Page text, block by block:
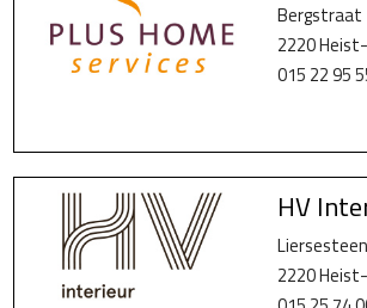
Bergstraat
2220
015 22 95
HV
2220